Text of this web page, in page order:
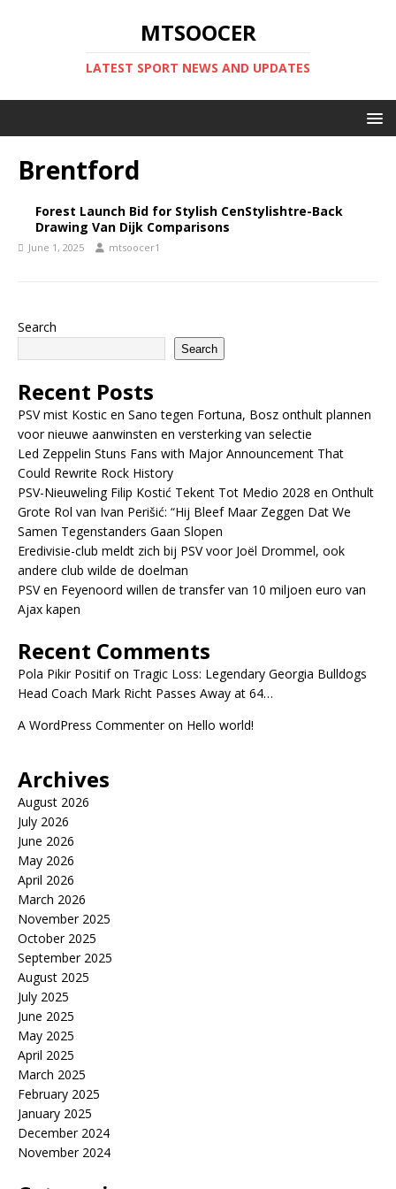
MTSOOCER
LATEST SPORT NEWS AND UPDATES
Brentford
Forest Launch Bid for Stylish CenStylishtre-Back
Drawing Van Dijk Comparisons
June 1, 2025 mtsoocer1
Search
Search
Recent Posts
PSV mist Kostic en Sano tegen Fortuna, Bosz onthult plannen
voor nieuwe aanwinsten en versterking van selectie
Led Zeppelin Stuns Fans with Major Announcement That
Could Rewrite Rock History
PSV-Nieuweling Filip Kostić Tekent Tot Medio 2028 en Onthult
Grote Rol van Ivan Perišić: “Hij Bleef Maar Zeggen Dat We
Samen Tegenstanders Gaan Slopen
Eredivisie-club meldt zich bij PSV voor Joël Drommel, ook
andere club wilde de doelman
PSV en Feyenoord willen de transfer van 10 miljoen euro van
Ajax kapen
Recent Comments
Pola Pikir Positifon Tragic Loss: Legendary Georgia Bulldogs
Head Coach Mark Richt Passes Away at 64…
A WordPress Commenteron Hello world!
Archives
August 2026
July 2026
June 2026
May 2026
April 2026
March 2026
November 2025
October 2025
September 2025
August 2025
July 2025
June 2025
May 2025
April 2025
March 2025
February 2025
January 2025
December 2024
November 2024